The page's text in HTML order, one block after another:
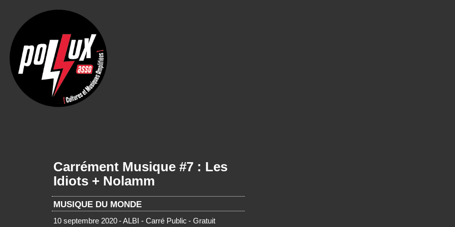
Carrément Musique #7 : Les
Idiots + Nolamm
MUSIQUE DU MONDE
10 septembre 2020- ALBI - Carré Public - Gratuit